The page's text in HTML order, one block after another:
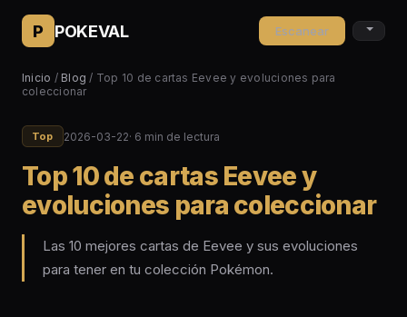
P POKEVAL Escanear
Inicio / Blog / Top 10 de cartas Eevee y evoluciones para
coleccionar
Top 2026-03-22· 6 min de lectura
Top 10 de cartas Eevee y
evoluciones para coleccionar
Las 10 mejores cartas de Eevee y sus evoluciones
para tener en tu colección Pokémon.